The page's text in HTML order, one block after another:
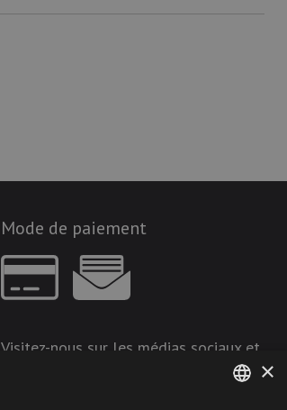
Mode de paiement
Visitez-nous sur les médias sociaux et
×